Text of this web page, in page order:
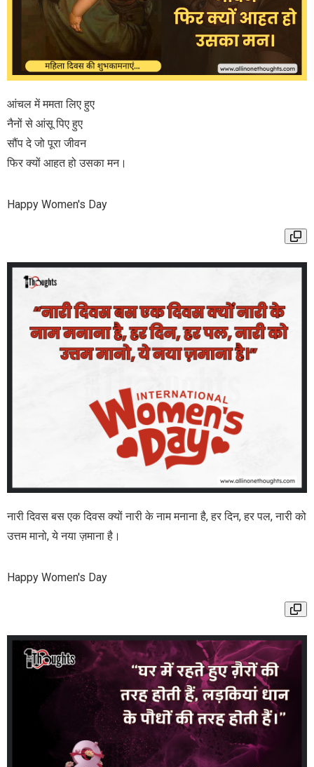
आंचल में ममता लिए हुए
नैनों से आंसू पिए हुए
सौंप दे जो पूरा जीवन
फिर क्यों आहत हो उसका मन।
Happy Women's Day
नारी दिवस बस एक दिवस क्यों नारी के नाम मनाना है, हर दिन, हर पल, नारी को
उत्तम मानो, ये नया ज़माना है।
Happy Women's Day